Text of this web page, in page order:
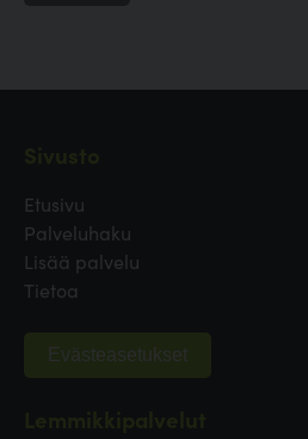
Etusivu
Palveluhaku
Lisää palvelu
Tietoa
Evästeasetukset